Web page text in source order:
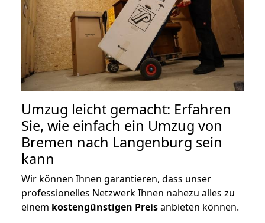
Umzug leicht gemacht: Erfahren
Sie, wie einfach ein Umzug von
Bremen nach Langenburg sein
kann
Wir können Ihnen garantieren, dass unser
professionelles Netzwerk Ihnen nahezu alles zu
einem kostengünstigen Preisanbieten können.